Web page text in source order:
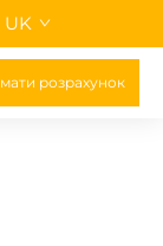
UK
розрахунок